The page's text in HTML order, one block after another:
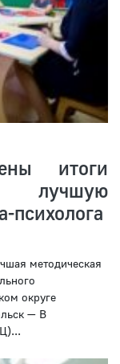
итоги
психолога
методическая
округе
— В